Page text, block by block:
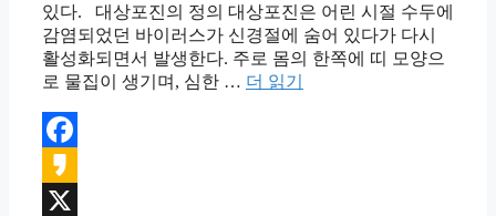
있다. 대상포진의 정의 대상포진은 어린 시절 수두에
감염되었던 바이러스가 신경절에 숨어 있다가 다시
활성화되면서 발생한다. 주로 몸의 한쪽에 띠 모양으
로 물집이 생기며, 심한 … 더 읽기
Facebook
Kakao